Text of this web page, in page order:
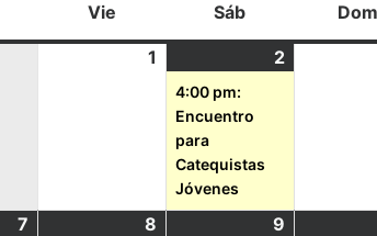
Vie Sáb Dom
1 2
4:00 pm:
Encuentro
para
Catequistas
Jóvenes
7 8 9